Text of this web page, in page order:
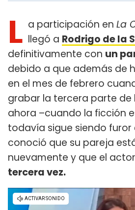
L a participación en La
llegó a Rodrigo de la
definitivamente con un
debido a que además de
en el mes de febrero
grabar la tercera parte de
ahora –cuando la ficción
todavía sigue siendo furor
conoció que su pareja
nuevamente y que el actor
tercera vez.